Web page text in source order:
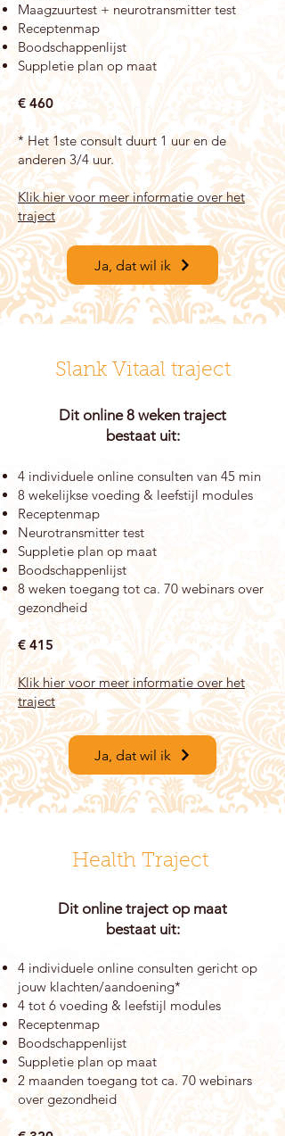
Maagzuurtest + neurotransmitter test
Receptenmap
Boodschappenlijst
Suppletie plan op maat
€ 460
* Het 1ste consult duurt 1 uur en de
anderen 3/4 uur.
Klik hier voor meer informatie over het
traject
Ja, dat wil ik
Slank Vitaal traject
Dit online 8 weken traject
bestaat uit:
4 individuele online consulten van 45 min
8 wekelijkse voeding & leefstijl modules
Receptenmap
Neurotransmitter test
Suppletie plan op maat
Boodschappenlijst
8 weken toegang tot ca. 70 webinars over
gezondheid
€ 415
Klik hier voor meer informatie over het
traject
Ja, dat wil ik
Health Traject
Dit online traject op maat
bestaat uit:
4 individuele online consulten gericht op
jouw klachten/aandoening*
4 tot 6 voeding & leefstijl modules
Receptenmap
Boodschappenlijst
Suppletie plan op maat
2 maanden toegang tot ca. 70 webinars
over gezondheid